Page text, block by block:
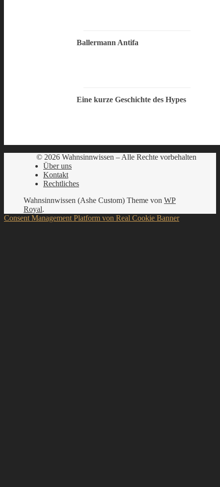
Ballermann Antifa
Eine kurze Geschichte des Hypes
© 2026 Wahnsinnwissen – Alle Rechte vorbehalten
Über uns
Kontakt
Rechtliches
Wahnsinnwissen (Ashe Custom) Theme von WP
Royal.
Consent Management Platform von Real Cookie Banner